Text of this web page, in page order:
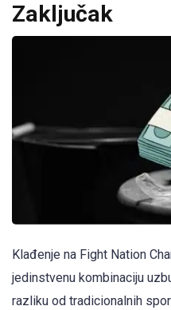
Zaključak
Klađenje na Fight Nation
jedinstvenu kombinaciju
razliku od tradicionalnih